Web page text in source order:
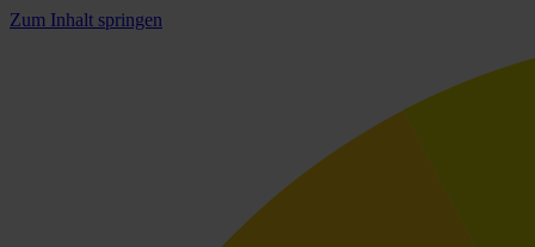
Zum Inhalt springen